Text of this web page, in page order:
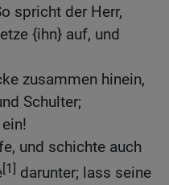
spricht der Herr,
{ihn} auf, und
zusammen hinein,
Schulter;
und schichte auch
[1] darunter; lass seine